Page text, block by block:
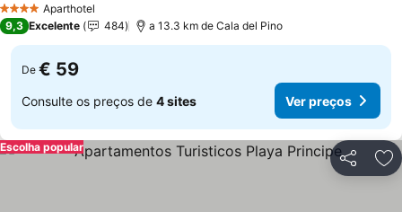
4 EstrelasAparthotel
9,3 Excelente 484 a 13.3 km de Cala del Pino
De € 59
Consulte os preços de 4 sites Ver preços
Partilhar
Escolha popular